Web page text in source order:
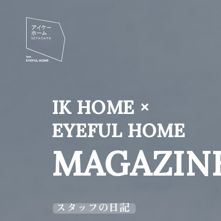
IK HOME ×
EYEFUL HOME
スタッフの日記